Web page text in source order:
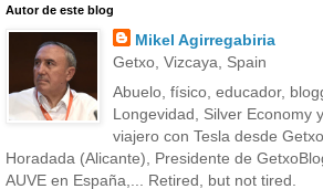
Autor de este blog
Mikel Agirregabiria
Getxo, Vizcaya, Spain
Abuelo, físico, educador,
Longevidad, Silver Economy
viajero con Tesla desde
Horadada (Alicante), Presidente de
AUVE en España,... Retired, but not tired.